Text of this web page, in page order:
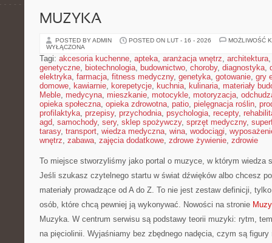
MUZYKA
POSTED BY ADMIN POSTED ON LUT - 16 - 2026
MOŻLIWOŚĆ
WYŁĄCZONA
Tagi: akcesoria kuchenne, apteka, aranżacja wnętrz, architektura
genetyczne, biotechnologia, budownictwo, choroby, diagnostyka,
elektryka, farmacja, fitness medyczny, genetyka, gotowanie, gry
domowe, kawiarnie, korepetycje, kuchnia, kulinaria, materiały
Meble, medycyna, mieszkanie, motocykle, motoryzacja,
opieka społeczna, opieka zdrowotna, patio, pielęgnacja roślin,
profilaktyka, przepisy, przychodnia, psychologia, recepty,
agd, samochody, sery, sklep spożywczy, sprzęt medyczny,
tarasy, transport, wiedza medyczna, wina, wodociągi,
wnętrz, zabawa, zajęcia dodatkowe, zdrowe żywienie, zdrowie
To miejsce stworzyliśmy jako portal o muzyce, w którym wiedza
Jeśli szukasz czytelnego startu w świat dźwięków albo chcesz
materiały prowadzące od A do Z. To nie jest zestaw definicji,
osób, które chcą pewniej ją wykonywać. Nowości na stronie
Muzyka. W centrum serwisu są podstawy teorii muzyki: rytm,
na pięciolinii. Wyjaśniamy bez zbędnego nadęcia, czym są